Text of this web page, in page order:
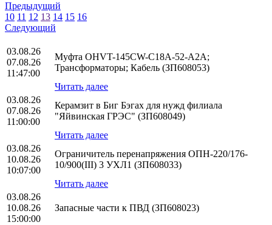
Предыдущий
10 11 12 13 14 15 16
Следующий
03.08.26
07.08.26
11:47:00
Муфта OHVT-145CW-C18A-52-A2A;
Трансформаторы; Кабель (ЗП608053)
Читать далее
03.08.26
07.08.26
11:00:00
Керамзит в Биг Бэгах для нужд филиала
"Яйвинская ГРЭС" (ЗП608049)
Читать далее
03.08.26
10.08.26
10:07:00
Ограничитель перенапряжения ОПН-220/176-
10/900(III) 3 УХЛ1 (ЗП608033)
Читать далее
03.08.26
10.08.26
15:00:00
Запасные части к ПВД (ЗП608023)